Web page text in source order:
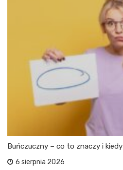
Buńczuczny – co to znaczy i
6 sierpnia 2026